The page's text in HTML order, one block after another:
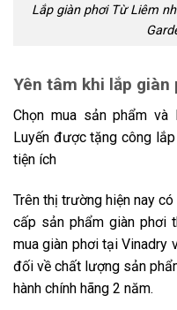
Lắp giàn phơi Từ Liêm
Yên tâm khi lắp
Chọn mua sản phẩm
Luyến được tặng công
tiện ích
Trên thị trường hiện nay
cấp sản phẩm giàn phơi
mua giàn phơi tại Vinadry
đối về chất lượng sản
hành chính hãng 2 năm.